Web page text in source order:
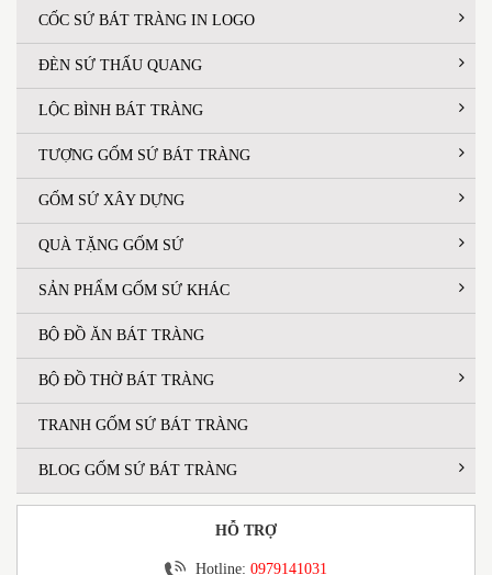
CỐC SỨ BÁT TRÀNG IN LOGO
ĐÈN SỨ THẤU QUANG
LỘC BÌNH BÁT TRÀNG
TƯỢNG GỐM SỨ BÁT TRÀNG
GỐM SỨ XÂY DỰNG
QUÀ TẶNG GỐM SỨ
SẢN PHẨM GỐM SỨ KHÁC
BỘ ĐỒ ĂN BÁT TRÀNG
BỘ ĐỒ THỜ BÁT TRÀNG
TRANH GỐM SỨ BÁT TRÀNG
BLOG GỐM SỨ BÁT TRÀNG
HỖ TRỢ
Hotline: 0979141031